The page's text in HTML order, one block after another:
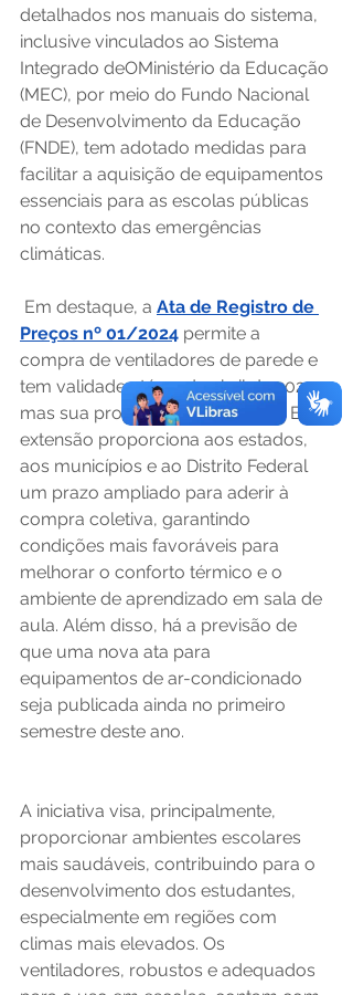
detalhados nos manuais do sistema,
inclusive vinculados ao Sistema
Integrado deOMinistério da Educação
(MEC), por meio do Fundo Nacional
de Desenvolvimento da Educação
(FNDE), tem adotado medidas para
facilitar a aquisição de equipamentos
essenciais para as escolas públicas
no contexto das emergências
climáticas.
Em destaque, a Ata de Registro de
Preços nº 01/2024 permite a
compra de ventiladores de parede e
tem validade até 30 de abril de 2025,
mas sua prorrogação é prevista. Essa
extensão proporciona aos estados,
aos municípios e ao Distrito Federal
um prazo ampliado para aderir à
compra coletiva, garantindo
condições mais favoráveis para
melhorar o conforto térmico e o
ambiente de aprendizado em sala de
aula. Além disso, há a previsão de
que uma nova ata para
equipamentos de ar-condicionado
seja publicada ainda no primeiro
semestre deste ano.
A iniciativa visa, principalmente,
proporcionar ambientes escolares
mais saudáveis, contribuindo para o
desenvolvimento dos estudantes,
especialmente em regiões com
climas mais elevados. Os
ventiladores, robustos e adequados